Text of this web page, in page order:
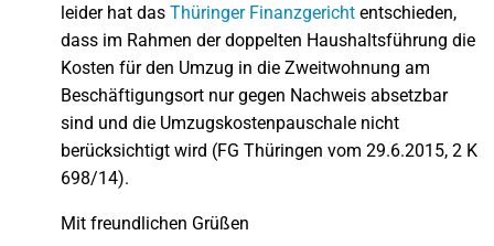
leider hat das Thüringer Finanzgericht entschieden,
dass im Rahmen der doppelten Haushaltsführung die
Kosten für den Umzug in die Zweitwohnung am
Beschäftigungsort nur gegen Nachweis absetzbar
sind und die Umzugskostenpauschale nicht
berücksichtigt wird (FG Thüringen vom 29.6.2015, 2 K
698/14).
Mit freundlichen Grüßen